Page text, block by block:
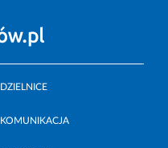
DZIELNICE
KOMUNIKACJA